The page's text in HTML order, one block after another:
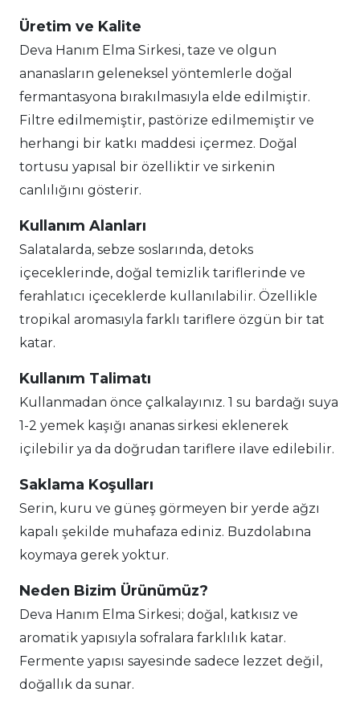
Üretim ve Kalite
Deva Hanım Elma Sirkesi, taze ve olgun
ananasların geleneksel yöntemlerle doğal
fermantasyona bırakılmasıyla elde edilmiştir.
Filtre edilmemiştir, pastörize edilmemiştir ve
herhangi bir katkı maddesi içermez. Doğal
tortusu yapısal bir özelliktir ve sirkenin
canlılığını gösterir.
Kullanım Alanları
Salatalarda, sebze soslarında, detoks
içeceklerinde, doğal temizlik tariflerinde ve
ferahlatıcı içeceklerde kullanılabilir. Özellikle
tropikal aromasıyla farklı tariflere özgün bir tat
katar.
Kullanım Talimatı
Kullanmadan önce çalkalayınız. 1 su bardağı suya
1-2 yemek kaşığı ananas sirkesi eklenerek
içilebilir ya da doğrudan tariflere ilave edilebilir.
Saklama Koşulları
Serin, kuru ve güneş görmeyen bir yerde ağzı
kapalı şekilde muhafaza ediniz. Buzdolabına
koymaya gerek yoktur.
Neden Bizim Ürünümüz?
Deva Hanım Elma Sirkesi; doğal, katkısız ve
aromatik yapısıyla sofralara farklılık katar.
Fermente yapısı sayesinde sadece lezzet değil,
doğallık da sunar.